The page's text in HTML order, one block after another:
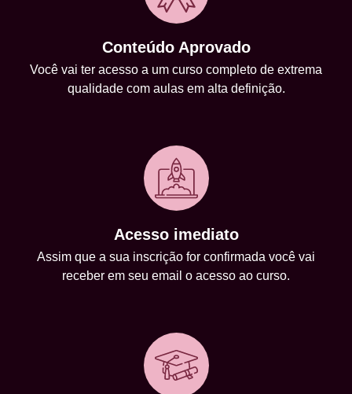
Conteúdo Aprovado
Você vai ter acesso a um curso completo de extrema
qualidade com aulas em alta definição.
Acesso imediato
Assim que a sua inscrição for confirmada você vai
receber em seu email o acesso ao curso.